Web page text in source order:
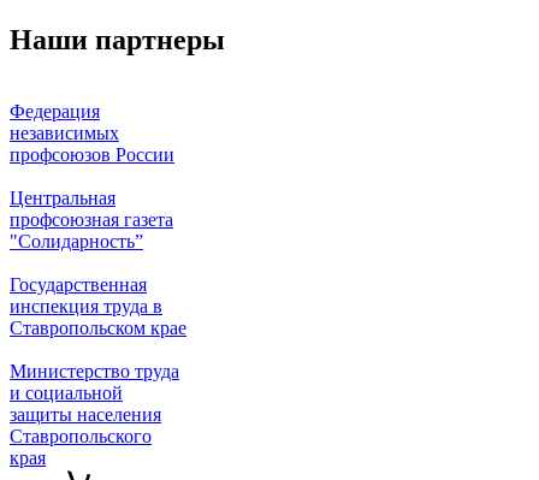
Наши партнеры
Федерация
независимых
профсоюзов России
Центральная
профсоюзная газета
"Солидарность”
Государственная
инспекция труда в
Ставропольском крае
Министерство труда
и социальной
защиты населения
Ставропольского
края